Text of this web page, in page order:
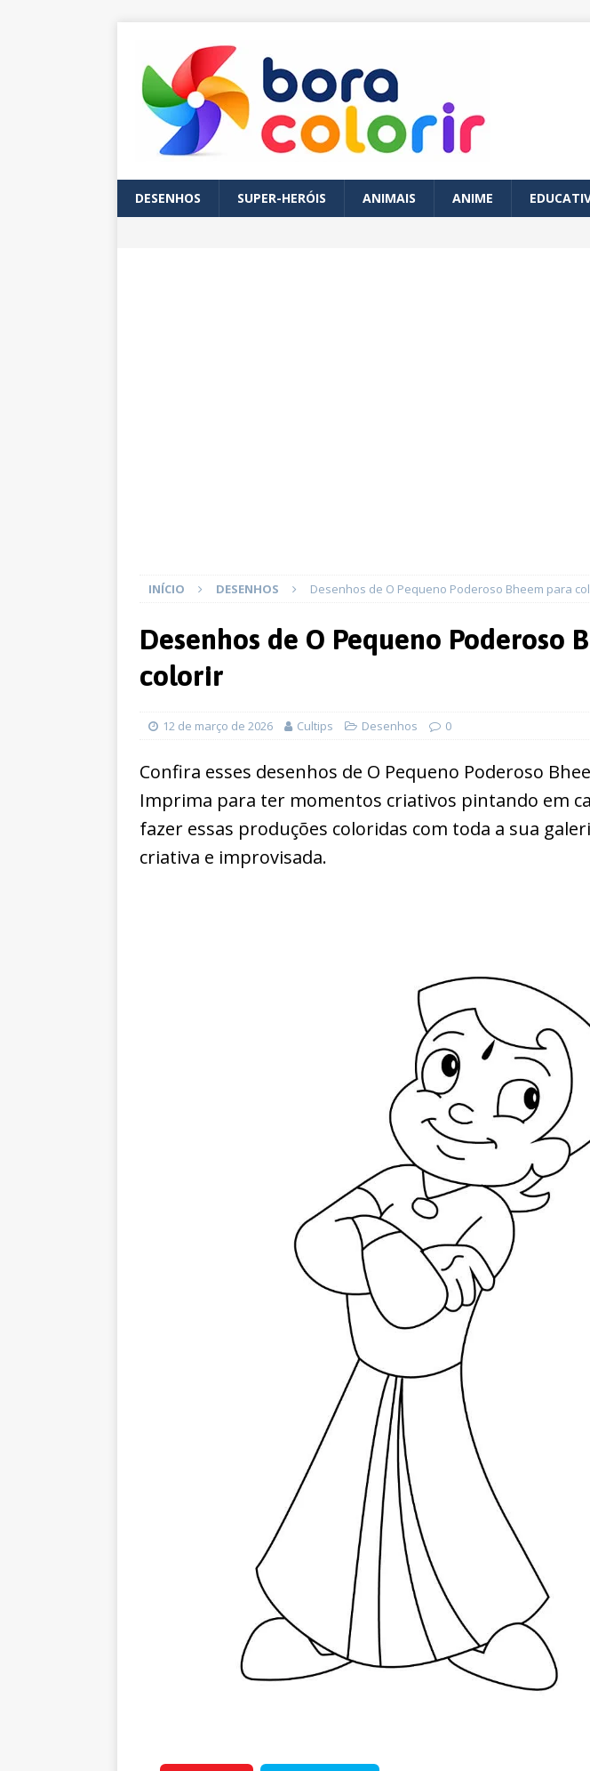
DESENHOS SUPER-HERÓIS ANIMAIS ANIME
INÍCIO DESENHOS Desenhos de O Pequeno Poderoso Bheem para
Desenhos de O Pequeno Poderoso
colorir
12 de março de 2026 Cultips Desenhos 0
Confira esses desenhos de O Pequeno Poderoso
Imprima para ter momentos criativos pintando em
fazer essas produções coloridas com toda a sua
criativa e improvisada.